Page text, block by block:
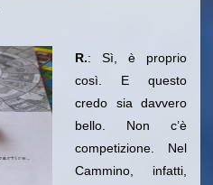
R.: Sì, è proprio
così. E questo
credo sia davvero
bello. Non c’è
competizione. Nel
Cammino, infatti,